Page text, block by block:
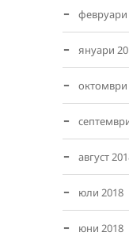
февруари
януари
октомври
август
юли 2018
юни 2018